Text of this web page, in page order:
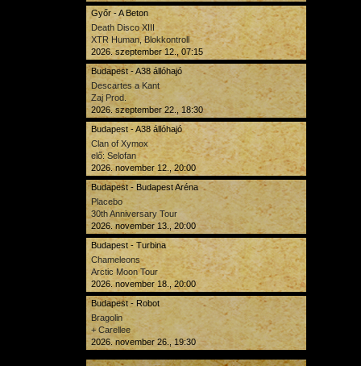
Győr - A Beton
Death Disco XIII
XTR Human, Blokkontroll
2026. szeptember 12., 07:15
Budapest - A38 állóhajó
Descartes a Kant
Zaj Prod.
2026. szeptember 22., 18:30
Budapest - A38 állóhajó
Clan of Xymox
elő: Selofan
2026. november 12., 20:00
Budapest - Budapest Aréna
Placebo
30th Anniversary Tour
2026. november 13., 20:00
Budapest - Turbina
Chameleons
Arctic Moon Tour
2026. november 18., 20:00
Budapest - Robot
Bragolin
+ Carellee
2026. november 26., 19:30